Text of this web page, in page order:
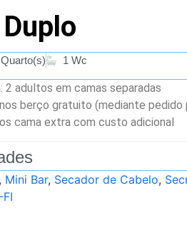
1 Wc
2 adultos em camas separadas
berço gratuito (mediante pedido
cama extra com custo adicional
, Mini Bar, Secador de Cabelo,